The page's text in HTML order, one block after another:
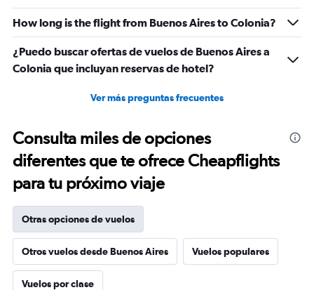
How long is the flight from Buenos Aires to Colonia?
¿Puedo buscar ofertas de vuelos de Buenos Aires a
Colonia que incluyan reservas de hotel?
Ver más preguntas frecuentes
Consulta miles de opciones
diferentes que te ofrece Cheapflights
para tu próximo viaje
Otras opciones de vuelos
Otros vuelos desde Buenos Aires Vuelos populares
Vuelos por clase